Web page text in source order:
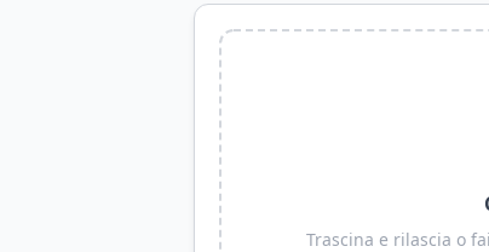
Trascina e rilascia o